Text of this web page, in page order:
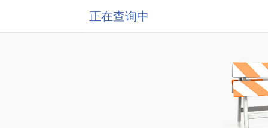
正在查询中